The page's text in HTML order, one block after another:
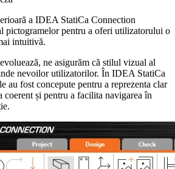
a IDEA StatiCa Connection
pictogramelor pentru a oferi utilizatorului o
intuitivă.
ne asigurăm că stilul vizual al
nevoilor utilizatorilor. În IDEA StatiCa
au fost concepute pentru a reprezenta clar
coerent și pentru a facilita navigarea în